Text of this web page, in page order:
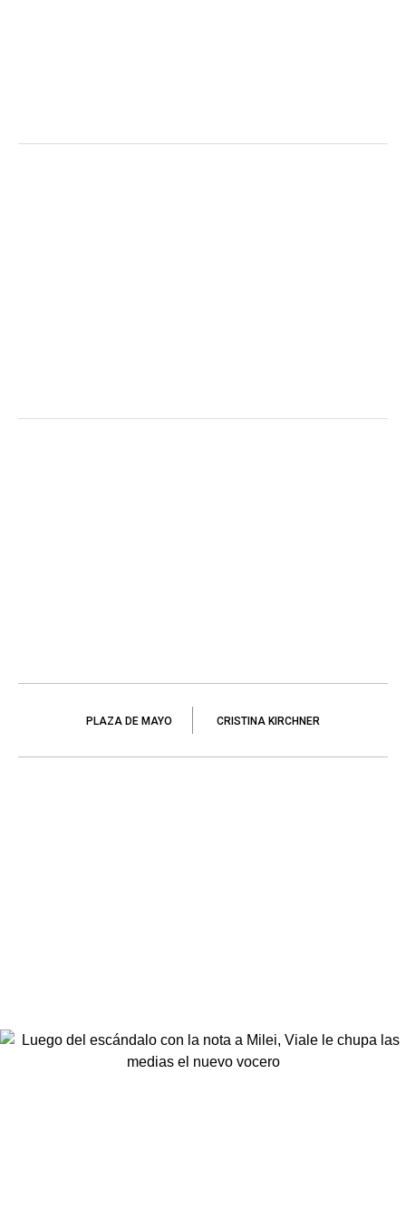
PLAZA DE MAYO CRISTINA KIRCHNER